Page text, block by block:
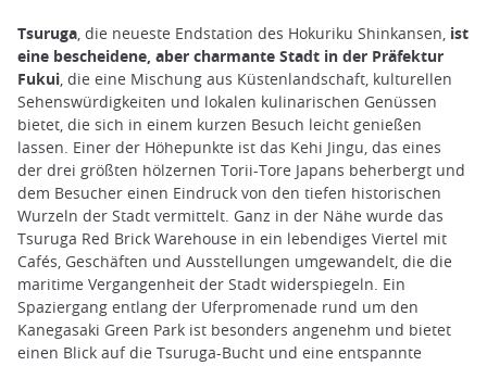
Tsuruga , die neueste Endstation des Hokuriku Shinkansen, ist
eine bescheidene, aber charmante Stadt in der Präfektur
Fukui , die eine Mischung aus Küstenlandschaft, kulturellen
Sehenswürdigkeiten und lokalen kulinarischen Genüssen
bietet, die sich in einem kurzen Besuch leicht genießen
lassen. Einer der Höhepunkte ist das Kehi Jingu, das eines
der drei größten hölzernen Torii-Tore Japans beherbergt und
dem Besucher einen Eindruck von den tiefen historischen
Wurzeln der Stadt vermittelt. Ganz in der Nähe wurde das
Tsuruga Red Brick Warehouse in ein lebendiges Viertel mit
Cafés, Geschäften und Ausstellungen umgewandelt, die die
maritime Vergangenheit der Stadt widerspiegeln. Ein
Spaziergang entlang der Uferpromenade rund um den
Kanegasaki Green Park ist besonders angenehm und bietet
einen Blick auf die Tsuruga-Bucht und eine entspannte